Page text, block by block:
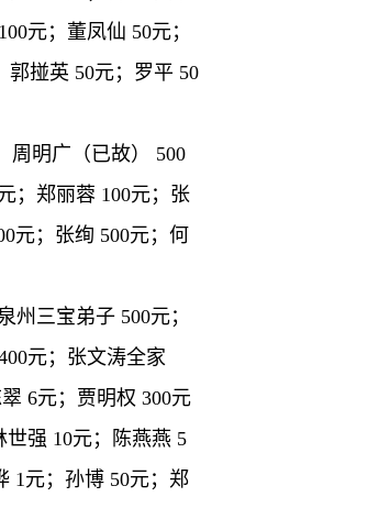
元；董凤仙 50元；
郭掽英 50元；罗平 50
周明广（已故） 500
；郑丽蓉 100元；张
元；张绚 500元；何
州三宝弟子 500元；
元；张文涛全家
6元；贾明权 300元
世强 10元；陈燕燕 5
1元；孙博 50元；郑